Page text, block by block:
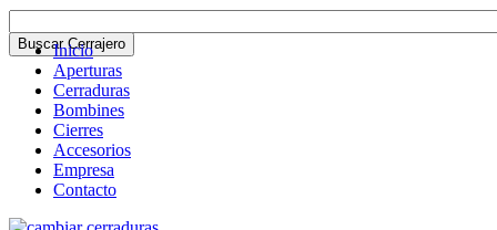
Inicio
Aperturas
Cerraduras
Bombines
Cierres
Accesorios
Empresa
Contacto